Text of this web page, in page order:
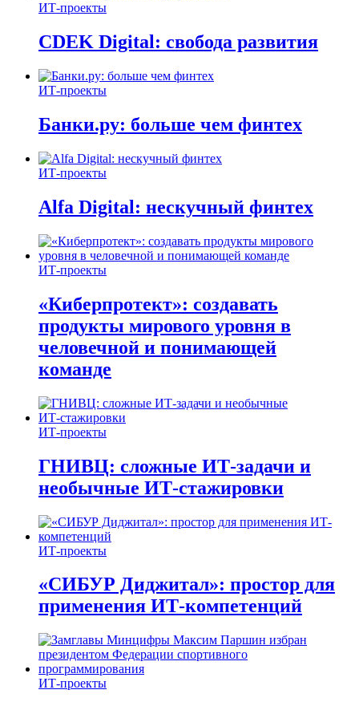
ИТ-проекты
CDEK Digital: свобода развития
ИТ-проекты
Банки.ру: больше чем финтех
ИТ-проекты
Alfa Digital: нескучный финтех
ИТ-проекты
«Киберпротект»: создавать
продукты мирового уровня в
человечной и понимающей
команде
ИТ-проекты
ГНИВЦ: сложные ИТ‑задачи и
необычные ИТ‑стажировки
ИТ-проекты
«СИБУР Диджитал»: простор для
применения ИТ-компетенций
ИТ-проекты